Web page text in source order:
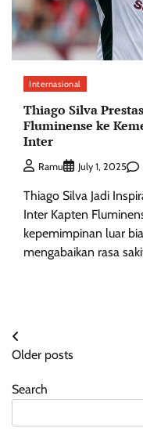
Internasional
Thiago Silva
Fluminense ke
Inter
Ramu July 1, 2025
Thiago Silva Jadi
Inter Kapten
kepemimpinan luar
mengabaikan rasa
Posts
navigation
Older posts
Search